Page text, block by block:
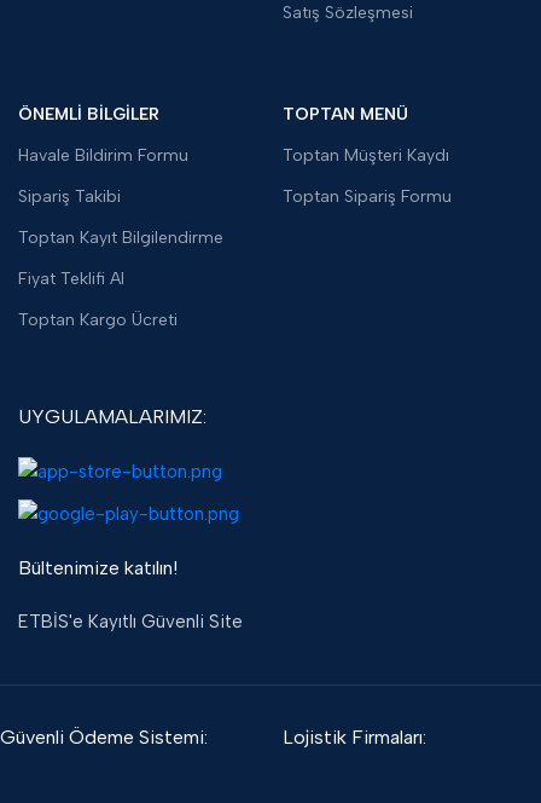
Satış Sözleşmesi
ÖNEMLİ BİLGİLER
Havale Bildirim Formu
Sipariş Takibi
Toptan Kayıt Bilgilendirme
Fiyat Teklifi Al
Toptan Kargo Ücreti
TOPTAN MENÜ
Toptan Müşteri Kaydı
Toptan Sipariş Formu
UYGULAMALARIMIZ:
Bültenimize katılın!
ETBİS'e Kayıtlı Güvenli Site
Güvenli Ödeme Sistemi: Lojistik Firmaları: